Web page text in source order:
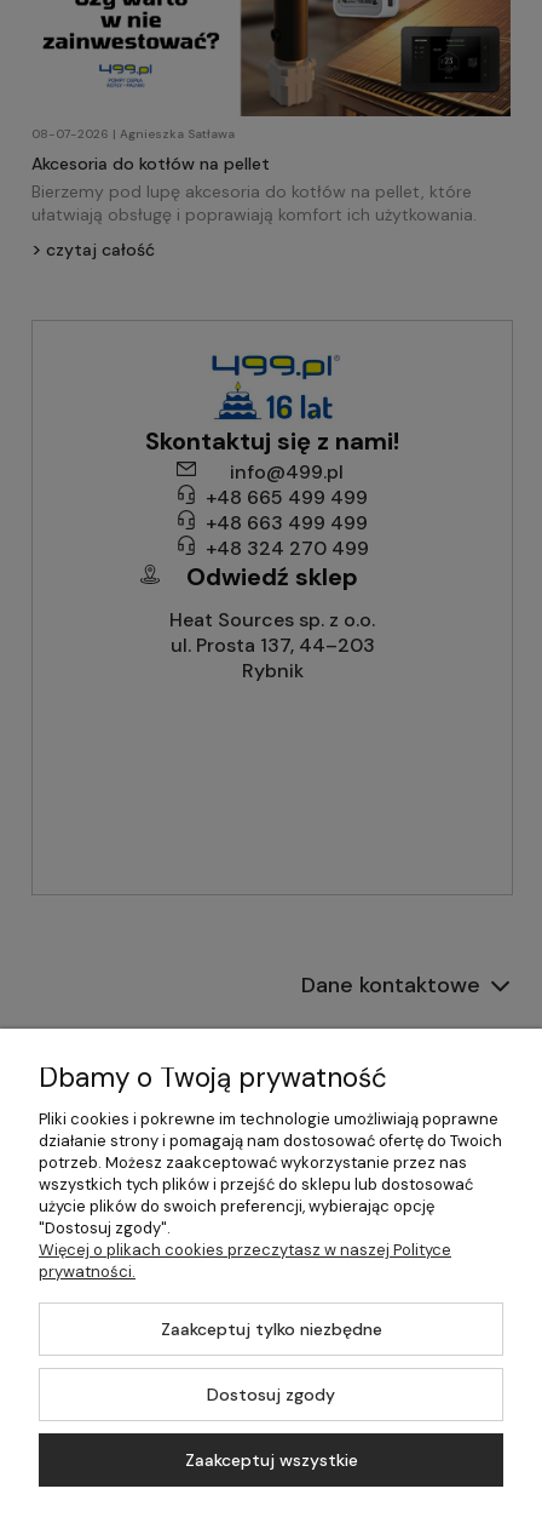
08-07-2026 | Agnieszka Satława
Akcesoria do kotłów na pellet
Bierzemy pod lupę akcesoria do kotłów na pellet, które
ułatwiają obsługę i poprawiają komfort ich użytkowania.
czytaj całość
Skontaktuj się z nami!
info@499.pl
+48 665 499 499
+48 663 499 499
+48 324 270 499
Odwiedź sklep
Heat Sources sp. z o.o.
ul. Prosta 137, 44–203
Rybnik
Dane kontaktowe
Informacje
Płatności i dostawa
Pomoc
Moje konto
©2026 Wszelkie Prawa Zastrzeżone | 499.pl - najlepszy sklep z
Dbamy o Twoją prywatność
Pliki cookies i pokrewne im technologie umożliwiają poprawne
działanie strony i pomagają nam dostosować ofertę do Twoich
potrzeb. Możesz zaakceptować wykorzystanie przez nas
wszystkich tych plików i przejść do sklepu lub dostosować
użycie plików do swoich preferencji, wybierając opcję
"Dostosuj zgody".
Więcej o plikach cookies przeczytasz w naszej Polityce
prywatności.
Zaakceptuj tylko niezbędne
Dostosuj zgody
Zaakceptuj wszystkie